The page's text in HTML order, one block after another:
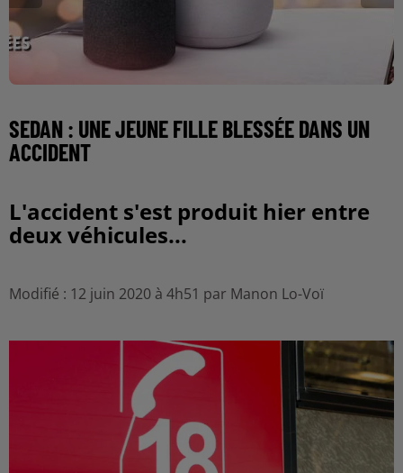
SEDAN : UNE JEUNE FILLE BLESSÉE DANS UN
ACCIDENT
L'accident s'est produit hier entre
deux véhicules...
Modifié : 12 juin 2020 à 4h51 par Manon Lo-Voï